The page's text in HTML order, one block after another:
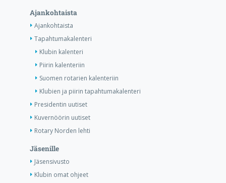
Ajankohtaista
Ajankohtaista
Tapahtumakalenteri
Klubin kalenteri
Piirin kalenteriin
Suomen rotarien kalenteriin
Klubien ja piirin tapahtumakalenteri
Presidentin uutiset
Kuvernöörin uutiset
Rotary Norden lehti
Jäsenille
Jäsensivusto
Klubin omat ohjeet